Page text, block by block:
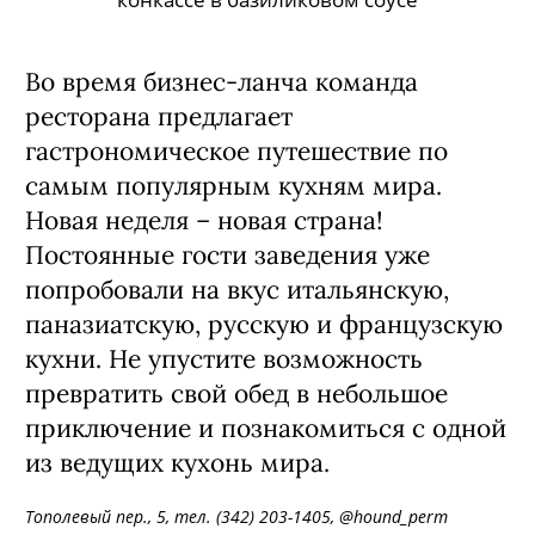
Во время бизнес-ланча команда
ресторана предлагает
гастрономическое путешествие по
самым популярным кухням мира.
Новая неделя – новая страна!
Постоянные гости заведения уже
попробовали на вкус итальянскую,
паназиатскую, русскую и французскую
кухни. Не упустите возможность
превратить свой обед в небольшое
приключение и познакомиться с одной
из ведущих кухонь мира.
Тополевый пер., 5, тел. (342) 203-1405, @hound_perm